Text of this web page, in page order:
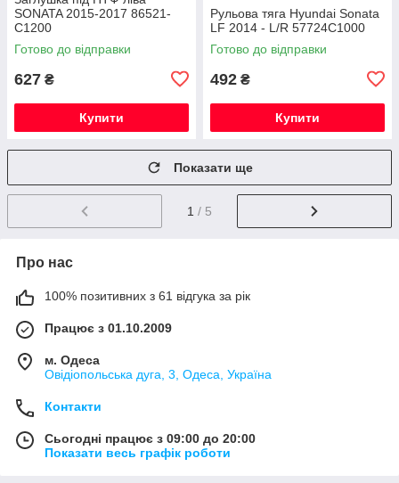
SONATA 2015-2017 86521-
C1200
Готово до відправки
627 ₴
Купити
Рульова тяга Hyundai Sonata
LF 2014 - L/R 57724C1000
Готово до відправки
492 ₴
Купити
Показати ще
1 / 5
Про нас
100% позитивних з 61 відгука за рік
Працює з 01.10.2009
м. Одеса
Овідіопольська дуга, 3, Одеса, Україна
Контакти
Сьогодні працює з 09:00 до 20:00
Показати весь графік роботи